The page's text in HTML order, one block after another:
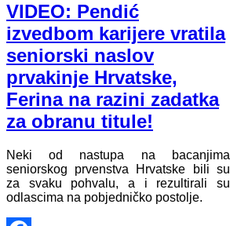
VIDEO: Pendić
izvedbom karijere vratila
seniorski naslov
prvakinje Hrvatske,
Ferina na razini zadatka
za obranu titule!
Neki od nastupa na bacanjima
seniorskog prvenstva Hrvatske bili su
za svaku pohvalu, a i rezultirali su
odlascima na pobjedničko postolje.